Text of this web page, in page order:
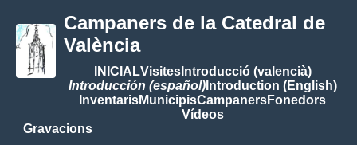
Campaners de la Catedral de
València
INICIALVisitesIntroducció (valencià)
Introducción (español)Introduction (English)
InventarisMunicipisCampanersFonedors
Vídeos
Gravacions